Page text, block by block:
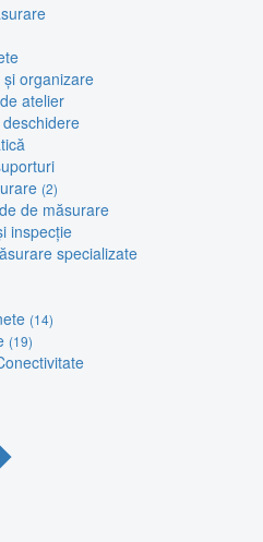
organizare
atelier
(2)
de măsurare
inspecție
specializate
(14)
(19)